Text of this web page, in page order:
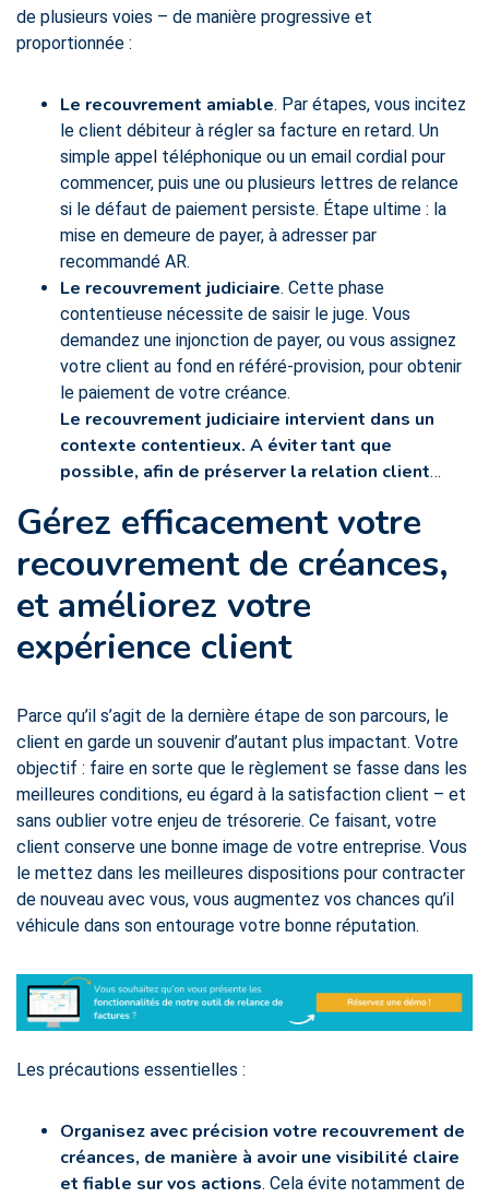
de plusieurs voies – de manière progressive et
proportionnée :
Le recouvrement amiable. Par étapes, vous incitez
le client débiteur à régler sa facture en retard. Un
simple appel téléphonique ou un email cordial pour
commencer, puis une ou plusieurs lettres de relance
si le défaut de paiement persiste. Étape ultime : la
mise en demeure de payer, à adresser par
recommandé AR.
Le recouvrement judiciaire. Cette phase
contentieuse nécessite de saisir le juge. Vous
demandez une injonction de payer, ou vous assignez
votre client au fond en référé-provision, pour obtenir
le paiement de votre créance.
Le recouvrement judiciaire intervient dans un
contexte contentieux. A éviter tant que
possible, afin de préserver la relation client…
Gérez efficacement votre
recouvrement de créances,
et améliorez votre
expérience client
Parce qu’il s’agit de la dernière étape de son parcours, le
client en garde un souvenir d’autant plus impactant. Votre
objectif : faire en sorte que le règlement se fasse dans les
meilleures conditions, eu égard à la satisfaction client – et
sans oublier votre enjeu de trésorerie. Ce faisant, votre
client conserve une bonne image de votre entreprise. Vous
le mettez dans les meilleures dispositions pour contracter
de nouveau avec vous, vous augmentez vos chances qu’il
véhicule dans son entourage votre bonne réputation.
Les précautions essentielles :
Organisez avec précision votre recouvrement de
créances, de manière à avoir une visibilité claire
et fiable sur vos actions. Cela évite notamment de